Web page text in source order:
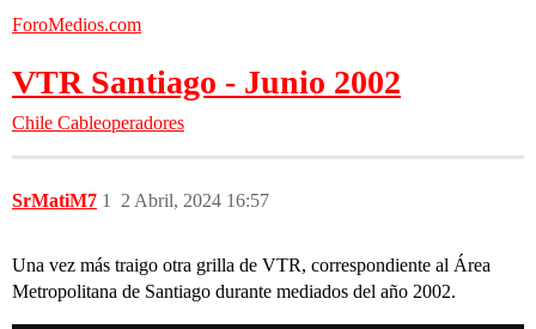
ForoMedios.com
VTR Santiago - Junio 2002
Chile Cableoperadores
SrMatiM7 2 Abril, 2024 16:57
1
Una vez más traigo otra grilla de VTR, correspondiente al Área
Metropolitana de Santiago durante mediados del año 2002.